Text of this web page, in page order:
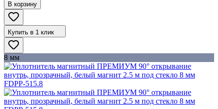
В корзину
Купить в 1 клик
8 мм